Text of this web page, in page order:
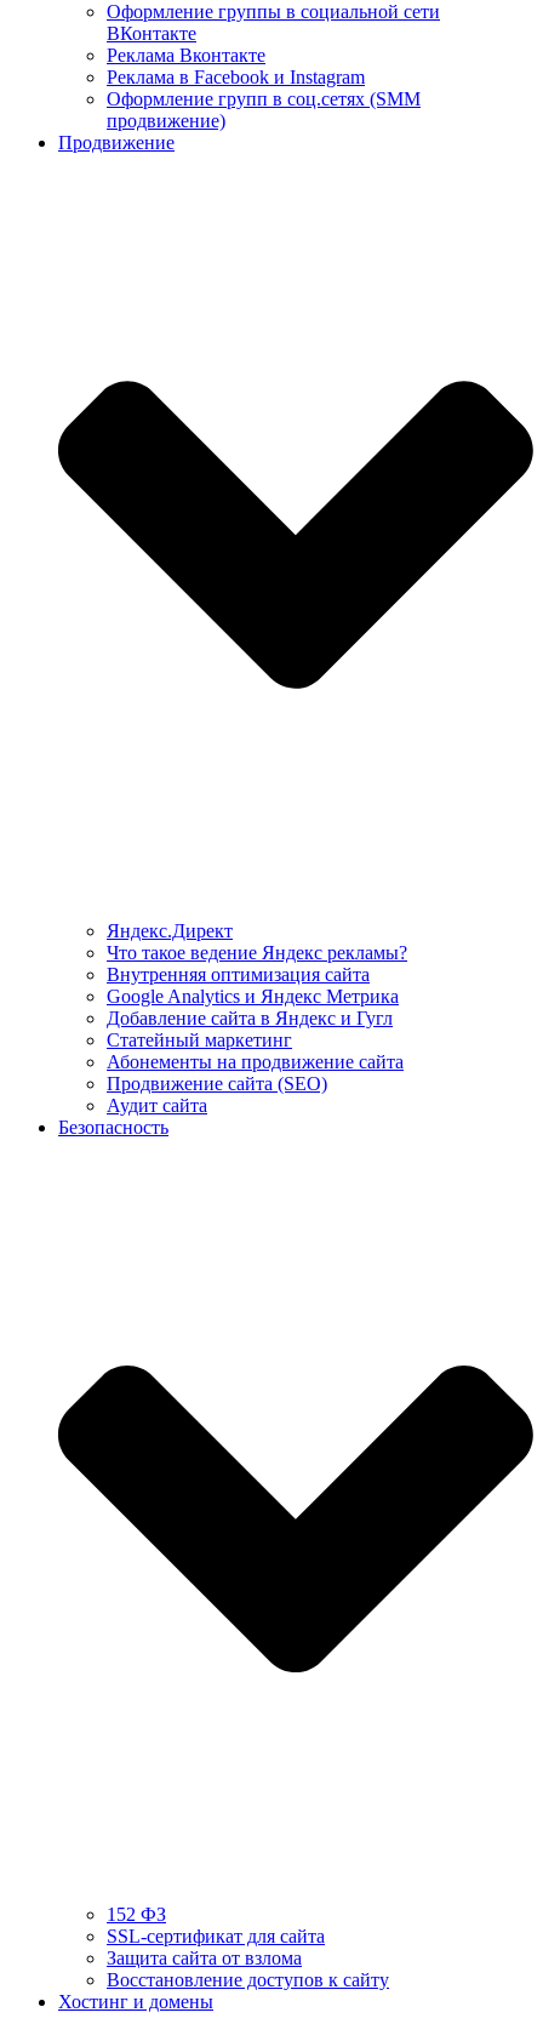
Оформление группы в социальной сети
ВКонтакте
Реклама Вконтакте
Реклама в Facebook и Instagram
Оформление групп в соц.сетях (SMM
продвижение)
Продвижение
Яндекс.Директ
Что такое ведение Яндекс рекламы?
Внутренняя оптимизация сайта
Google Analytics и Яндекс Метрика
Добавление сайта в Яндекс и Гугл
Статейный маркетинг
Абонементы на продвижение сайта
Продвижение сайта (SEO)
Аудит сайта
Безопасность
152 ФЗ
SSL-сертификат для сайта
Защита сайта от взлома
Восстановление доступов к сайту
Хостинг и домены